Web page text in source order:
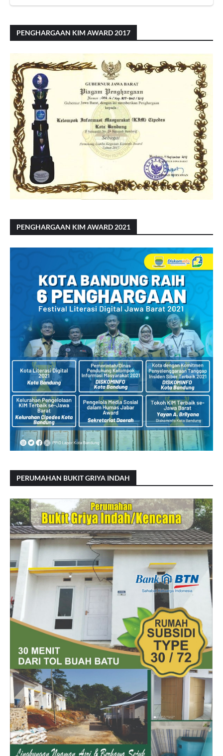
PENGHARGAAN KIM AWARD 2017
PENGHARGAAN KIM AWARD 2021
PERUMAHAN BUKIT GRIYA INDAH